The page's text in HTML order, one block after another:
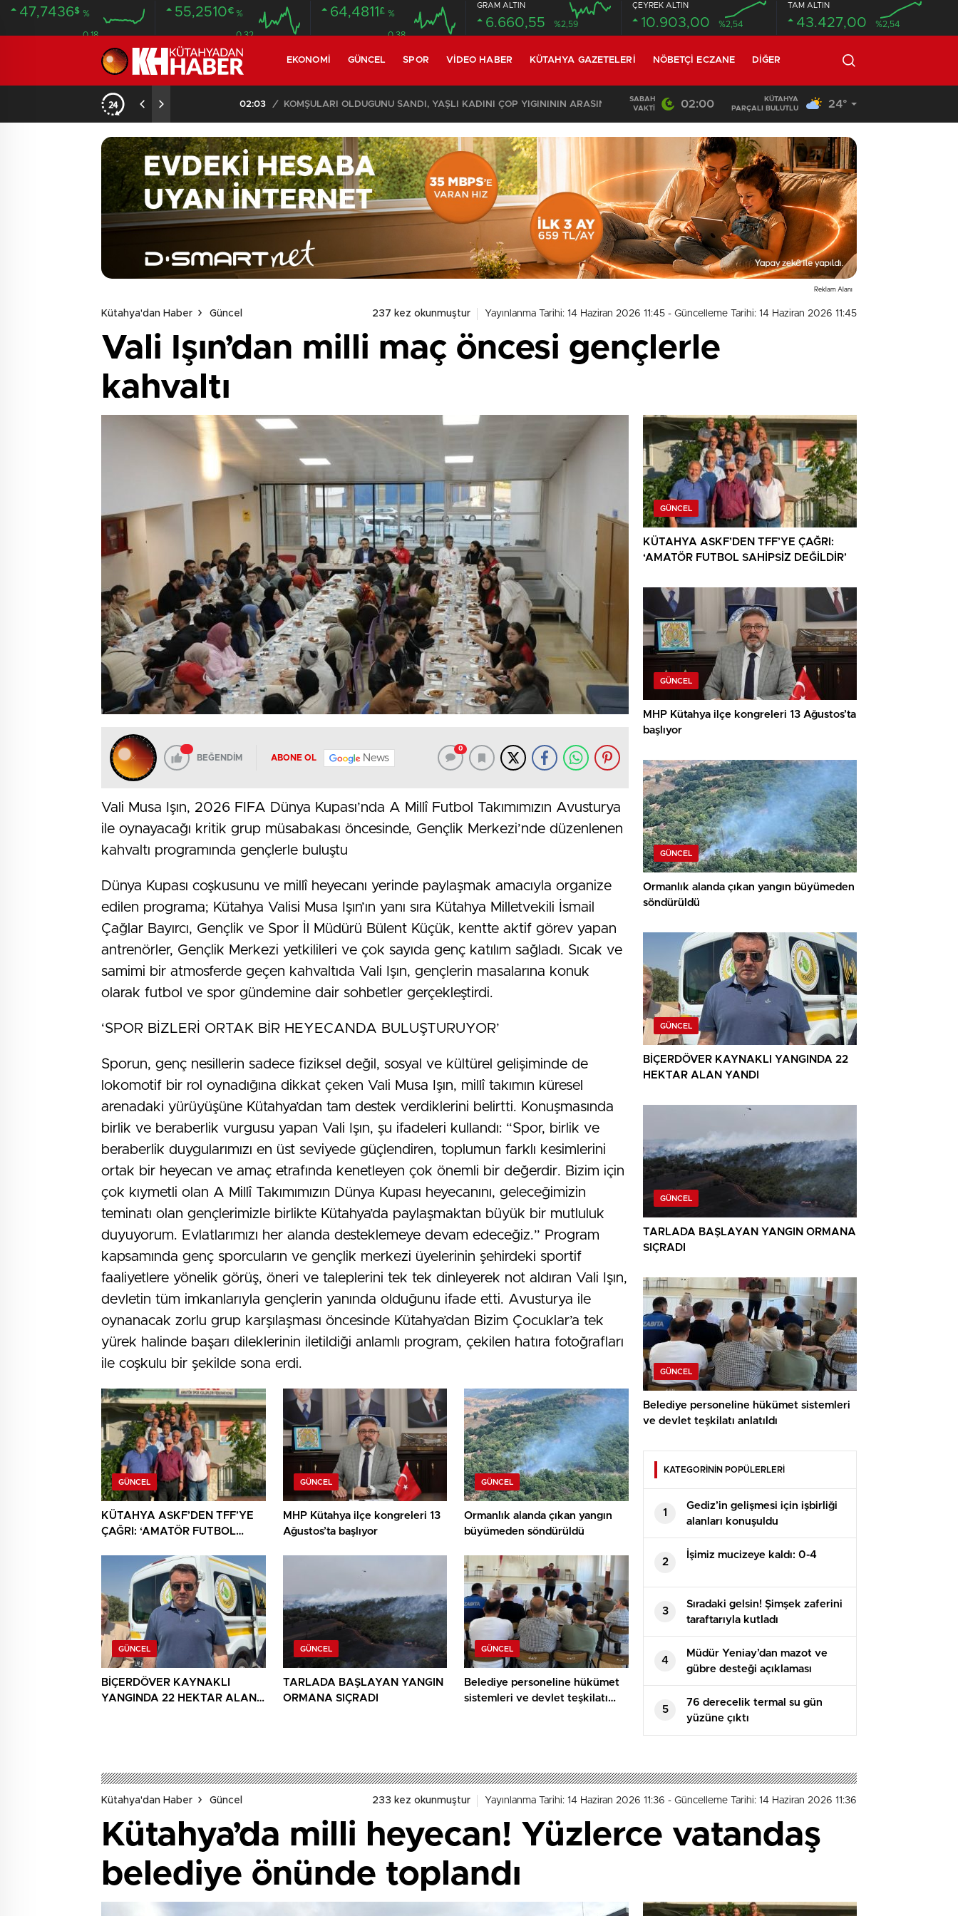
47,7436$ %
0.18
55,2510€ %
0.32
64,4811 £ %
0.38
GRAM ALTIN
6.660,55 %2,59
ÇEYREK ALTIN
10.903,00 %2,54
TAM ALTIN
43.427,00 %2,54
EKONOMI GÜNCEL SPOR VIDEO HABER KÜTAHYA GAZETELERI NÖBETÇI ECZANE DIĞER
KOMŞULARI ÖLDÜĞÜNÜ SANDI, YAŞLI KADINI ÇÖP YIĞINININ ARASINDA BULUNDU 18:26 / Beton mikseri motosiklete çarptı: 1 ölü, 1 ağır yaralı
SABAH
VAKTI
02:00
KÜTAHYA
PARÇALI BULUTLU
24°
Reklam Alanı
Kütahya'dan Haber Güncel 237 kez okunmuştur Yayınlanma Tarihi: 14 Haziran 2026 11:45 - Güncelleme Tarihi: 14 Haziran 2026 11:45
Vali Işın’dan milli maç öncesi gençlerle
kahvaltı
BEĞENDİM ABONE OL News
0
Vali Musa Işın, 2026 FIFA Dünya Kupası’nda A Millî Futbol Takımımızın Avusturya
ile oynayacağı kritik grup müsabakası öncesinde, Gençlik Merkezi’nde düzenlenen
kahvaltı programında gençlerle buluştu
Dünya Kupası coşkusunu ve millî heyecanı yerinde paylaşmak amacıyla organize
edilen programa; Kütahya Valisi Musa Işın’ın yanı sıra Kütahya Milletvekili İsmail
Çağlar Bayırcı, Gençlik ve Spor İl Müdürü Bülent Küçük, kentte aktif görev yapan
antrenörler, Gençlik Merkezi yetkilileri ve çok sayıda genç katılım sağladı. Sıcak ve
samimi bir atmosferde geçen kahvaltıda Vali Işın, gençlerin masalarına konuk
olarak futbol ve spor gündemine dair sohbetler gerçekleştirdi.
‘SPOR BİZLERİ ORTAK BİR HEYECANDA BULUŞTURUYOR’
Sporun, genç nesillerin sadece fiziksel değil, sosyal ve kültürel gelişiminde de
lokomotif bir rol oynadığına dikkat çeken Vali Musa Işın, millî takımın küresel
arenadaki yürüyüşüne Kütahya’dan tam destek verdiklerini belirtti. Konuşmasında
birlik ve beraberlik vurgusu yapan Vali Işın, şu ifadeleri kullandı: “Spor, birlik ve
beraberlik duygularımızı en üst seviyede güçlendiren, toplumun farklı kesimlerini
ortak bir heyecan ve amaç etrafında kenetleyen çok önemli bir değerdir. Bizim için
çok kıymetli olan A Millî Takımımızın Dünya Kupası heyecanını, geleceğimizin
teminatı olan gençlerimizle birlikte Kütahya’da paylaşmaktan büyük bir mutluluk
duyuyorum. Evlatlarımızı her alanda desteklemeye devam edeceğiz.” Program
kapsamında genç sporcuların ve gençlik merkezi üyelerinin şehirdeki sportif
faaliyetlere yönelik görüş, öneri ve taleplerini tek tek dinleyerek not aldıran Vali Işın,
devletin tüm imkanlarıyla gençlerin yanında olduğunu ifade etti. Avusturya ile
oynanacak zorlu grup karşılaşması öncesinde Kütahya’dan Bizim Çocuklar’a tek
yürek halinde başarı dileklerinin iletildiği anlamlı program, çekilen hatıra fotoğrafları
ile coşkulu bir şekilde sona erdi.
GÜNCEL
KÜTAHYA ASKF’DEN TFF’YE
ÇAĞRI: ‘AMATÖR FUTBOL
GÜNCEL
MHP Kütahya ilçe kongreleri 13
Ağustos’ta başlıyor
GÜNCEL
Ormanlık alanda çıkan yangın
büyümeden söndürüldü
GÜNCEL
BİÇERDÖVER KAYNAKLI
YANGINDA 22 HEKTAR ALAN
GÜNCEL
TARLADA BAŞLAYAN YANGIN
ORMANA SIÇRADI
GÜNCEL
Belediye personeline hükümet
sistemleri ve devlet teşkilatı
GÜNCEL
KÜTAHYA ASKF’DEN TFF’YE ÇAĞRI:
‘AMATÖR FUTBOL SAHİPSİZ DEĞİLDİR’
GÜNCEL
MHP Kütahya ilçe kongreleri 13 Ağustos’ta
başlıyor
GÜNCEL
Ormanlık alanda çıkan yangın büyümeden
söndürüldü
GÜNCEL
BİÇERDÖVER KAYNAKLI YANGINDA 22
HEKTAR ALAN YANDI
GÜNCEL
TARLADA BAŞLAYAN YANGIN ORMANA
SIÇRADI
GÜNCEL
Belediye personeline hükümet sistemleri
ve devlet teşkilatı anlatıldı
KATEGORİNİN POPÜLERLERİ
1
Gediz’in gelişmesi için işbirliği
alanları konuşuldu
2
İşimiz mucizeye kaldı: 0-4
3
Sıradaki gelsin! Şimşek zaferini
taraftarıyla kutladı
4
Müdür Yeniay’dan mazot ve
gübre desteği açıklaması
5
76 derecelik termal su gün
yüzüne çıktı
Kütahya'dan Haber Güncel 233 kez okunmuştur Yayınlanma Tarihi: 14 Haziran 2026 11:36 - Güncelleme Tarihi: 14 Haziran 2026 11:36
Kütahya’da milli heyecan! Yüzlerce vatandaş
belediye önünde toplandı